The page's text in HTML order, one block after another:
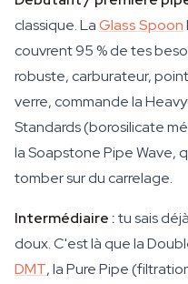
classique. LaGlass Spoon
couvrent 95 % de tes
robuste, carburateur,
verre, commande la
Standards (borosilicate
la Soapstone Pipe Wave,
tomber sur du carrelage.
Intermédiaire :tu sais
doux. C'est là que la
DMT, la Pure Pipe